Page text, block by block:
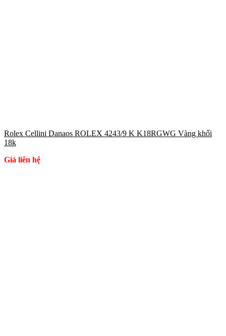
Rolex Cellini Danaos ROLEX 4243/9 K K18RGWG Vàng khối
18k
Giá liên hệ